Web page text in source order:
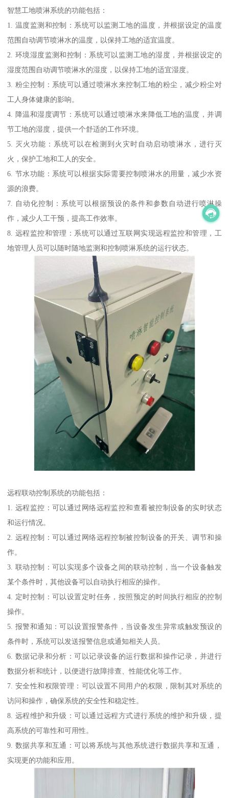
智慧工地喷淋系统的功能包括：
1. 温度监测和控制：系统可以监测工地的温度，并根据设定的温度
范围自动调节喷淋水的温度，以保持工地的适宜温度。
2. 环境湿度监测和控制：系统可以监测工地的湿度，并根据设定的
湿度范围自动调节喷淋水的湿度，以保持工地的适宜湿度。
3. 粉尘控制：系统可以通过喷淋水来控制工地的粉尘，减少粉尘对
工人身体健康的影响。
4. 降温和湿度调节：系统可以通过喷淋水来降低工地的温度，并调
节工地的湿度，提供一个舒适的工作环境。
5. 灭火功能：系统可以在检测到火灾时自动启动喷淋水，进行灭
火，保护工地和工人的安全。
6. 节水功能：系统可以根据实际需要控制喷淋水的用量，减少水资
源的浪费。
7. 自动化控制：系统可以根据预设的条件和参数自动进行喷淋操
作，减少人工干预，提高工作效率。
8. 远程监控和管理：系统可以通过互联网实现远程监控和管理，工
地管理人员可以随时随地监测和控制喷淋系统的运行状态。
远程联动控制系统的功能包括：
1. 远程监控：可以通过网络远程监控和查看被控制设备的实时状态
和运行情况。
2. 远程控制：可以通过网络远程控制被控制设备的开关、调节和操
作。
3. 联动控制：可以实现多个设备之间的联动控制，当一个设备触发
某个条件时，其他设备可以自动执行相应的操作。
4. 定时控制：可以设置定时任务，按照预定的时间执行相应的控制
操作。
5. 报警和通知：可以设置报警条件，当设备发生异常或触发预设的
条件时，系统可以发送报警信息或通知相关人员。
6. 数据记录和分析：可以记录设备的运行数据和操作记录，并进行
数据分析和统计，以便进行故障排查、性能优化等工作。
7. 安全性和权限管理：可以设置不同用户的权限，限制其对系统的
访问和操作，确保系统的安全性和稳定性。
8. 远程维护和升级：可以通过远程方式进行系统的维护和升级，提
高系统的可靠性和可用性。
9. 数据共享和互通：可以将系统与其他系统进行数据共享和互通，
实现更的功能和应用。